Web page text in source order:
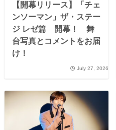
【開幕リリース】「チェ
ンソーマン」ザ・ステー
ジ レゼ篇 開幕！ 舞
台写真とコメントをお届
け！
July 27, 2026